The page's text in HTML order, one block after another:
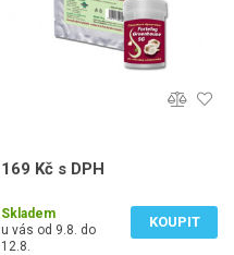
169 Kč s DPH
Skladem
u vás od 9.8. do
12.8.
KOUPIT